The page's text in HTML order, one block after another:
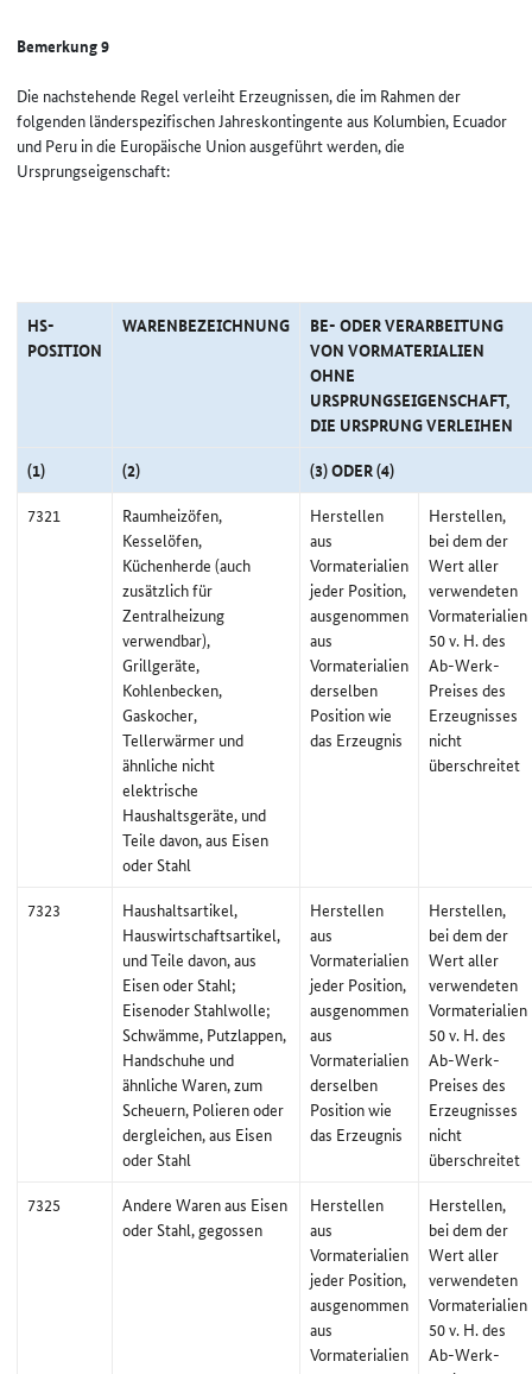
Bemerkung 9
Die nachstehende Regel verleiht Erzeugnissen, die im Rahmen der
folgenden länderspezifischen Jahreskontingente aus Kolumbien, Ecuador
und Peru in die Europäische Union ausgeführt werden, die
Ursprungseigenschaft:
HS-
POSITION
WARENBEZEICHNUNG
BE- ODER VERARBEITUNG
VON VORMATERIALIEN
OHNE
URSPRUNGSEIGENSCHAFT,
DIE URSPRUNG VERLEIHEN
(1)
(2)
(3) ODER (4)
7321
Raumheizöfen,
Kesselöfen,
Küchenherde (auch
zusätzlich für
Zentralheizung
verwendbar),
Grillgeräte,
Kohlenbecken,
Gaskocher,
Tellerwärmer und
ähnliche nicht
elektrische
Haushaltsgeräte, und
Teile davon, aus Eisen
oder Stahl
Herstellen
aus
Vormaterialien
jeder Position,
ausgenommen
aus
Vormaterialien
derselben
Position wie
das Erzeugnis
Herstellen,
bei dem der
Wert aller
verwendeten
Vormaterialien
50 v. H. des
Ab-Werk-
Preises des
Erzeugnisses
nicht
überschreitet
7323
Haushaltsartikel,
Hauswirtschaftsartikel,
und Teile davon, aus
Eisen oder Stahl;
Eisenoder Stahlwolle;
Schwämme, Putzlappen,
Handschuhe und
ähnliche Waren, zum
Scheuern, Polieren oder
dergleichen, aus Eisen
oder Stahl
Herstellen
aus
Vormaterialien
jeder Position,
ausgenommen
aus
Vormaterialien
derselben
Position wie
das Erzeugnis
Herstellen,
bei dem der
Wert aller
verwendeten
Vormaterialien
50 v. H. des
Ab-Werk-
Preises des
Erzeugnisses
nicht
überschreitet
7325
Andere Waren aus Eisen
oder Stahl, gegossen
Herstellen
aus
Vormaterialien
jeder Position,
ausgenommen
aus
Vormaterialien
Herstellen,
bei dem der
Wert aller
verwendeten
Vormaterialien
50 v. H. des
Ab-Werk-